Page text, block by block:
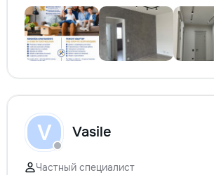
V Vasile
Частный специалист